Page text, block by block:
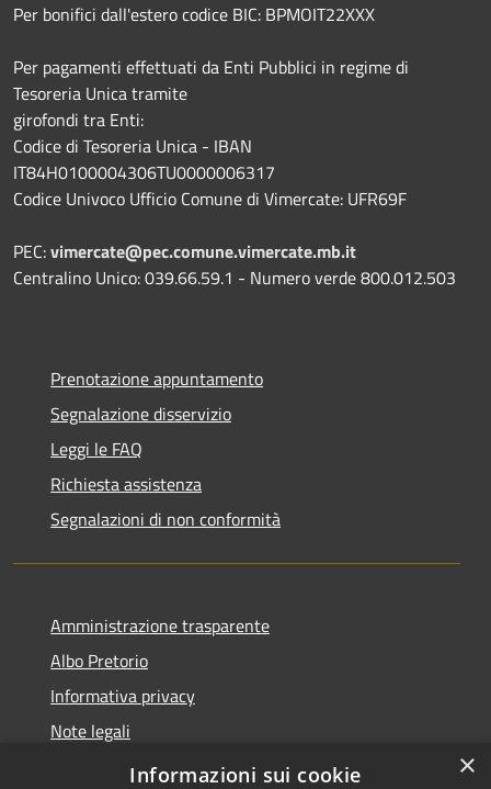
Per bonifici dall'estero codice BIC: BPMOIT22XXX
Per pagamenti effettuati da Enti Pubblici in regime di
Tesoreria Unica tramite
girofondi tra Enti:
Codice di Tesoreria Unica - IBAN
IT84H0100004306TU0000006317
Codice Univoco Ufficio Comune di Vimercate: UFR69F
PEC:vimercate@pec.comune.vimercate.mb.it
Centralino Unico: 039.66.59.1 - Numero verde 800.012.503
Prenotazione appuntamento
Segnalazione disservizio
Leggi le FAQ
Richiesta assistenza
Segnalazioni di non conformità
Amministrazione trasparente
Albo Pretorio
Informativa privacy
Note legali
Dichiarazione di accessibilità
×
Informazioni sui cookie